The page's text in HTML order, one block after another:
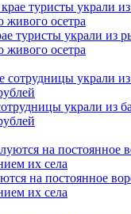
туристы украли из
живого осетра
украли из
на постоянное
их села